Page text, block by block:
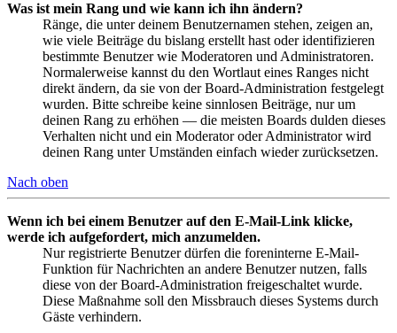
Was ist mein Rang und wie kann ich ihn ändern?
Ränge, die unter deinem Benutzernamen stehen, zeigen an,
wie viele Beiträge du bislang erstellt hast oder identifizieren
bestimmte Benutzer wie Moderatoren und Administratoren.
Normalerweise kannst du den Wortlaut eines Ranges nicht
direkt ändern, da sie von der Board-Administration festgelegt
wurden. Bitte schreibe keine sinnlosen Beiträge, nur um
deinen Rang zu erhöhen — die meisten Boards dulden dieses
Verhalten nicht und ein Moderator oder Administrator wird
deinen Rang unter Umständen einfach wieder zurücksetzen.
Nach oben
Wenn ich bei einem Benutzer auf den E-Mail-Link klicke,
werde ich aufgefordert, mich anzumelden.
Nur registrierte Benutzer dürfen die foreninterne E-Mail-
Funktion für Nachrichten an andere Benutzer nutzen, falls
diese von der Board-Administration freigeschaltet wurde.
Diese Maßnahme soll den Missbrauch dieses Systems durch
Gäste verhindern.